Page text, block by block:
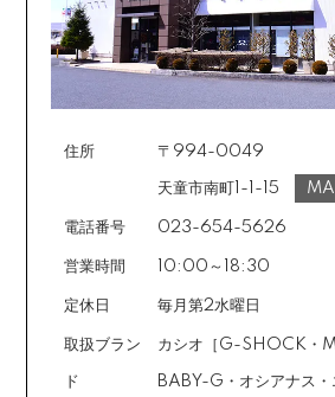
住所 〒994-0049
天童市南町1-1-15
電話番号 023-654-5626
営業時間 10:00～18:30
定休日 毎月第2水曜日
取扱ブラン
ド
カシオ［G-SHOCK・
BABY-G・オシアナス・